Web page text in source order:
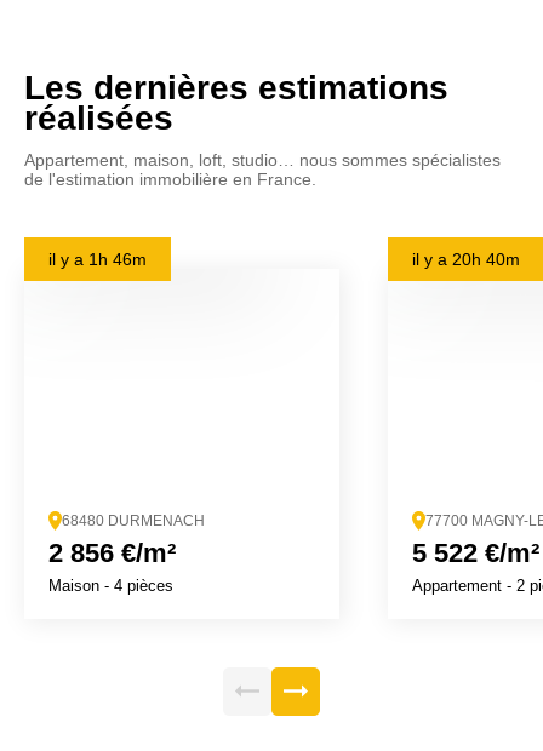
Les dernières estimations
réalisées
Appartement, maison, loft, studio… nous sommes spécialistes
de l'estimation immobilière en France.
il y a 1h 46m
68480 DURMENACH
2 856 €/m²
Maison - 4 pièces
il y a 20h 40m
77700 MAGNY-
5 522 €/m²
Appartement - 2